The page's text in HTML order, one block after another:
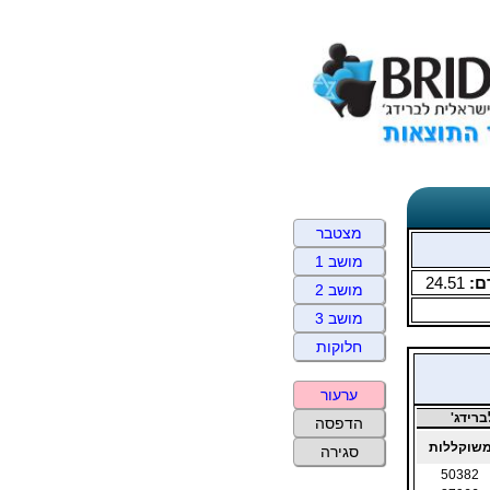
24.51
משוקללות
50382
מצטבר
מושב 1
מושב 2
מושב 3
חלוקות
ערעור
הדפסה
סגירה